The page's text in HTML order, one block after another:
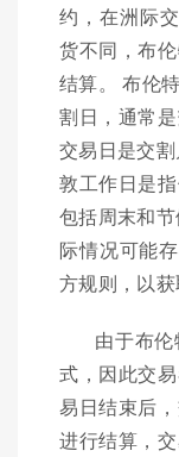
约，在洲际
货不同，布
结算。 布伦
割日，通常是
交易日是交
敦工作日是
包括周末和
际情况可能
方规则，以获
由于布
式，因此交
易日结束后
进行结算，